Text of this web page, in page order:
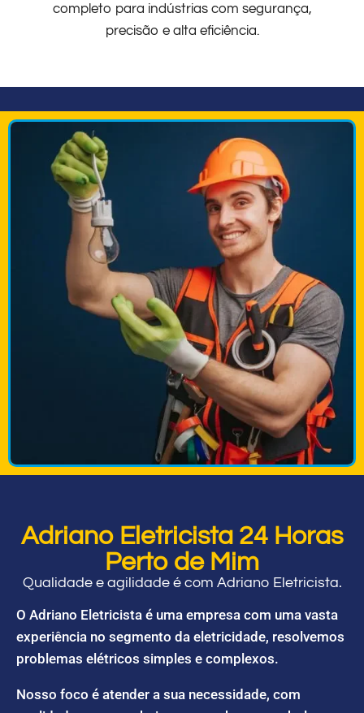
completo para indústrias com segurança,
precisão e alta eficiência.
Adriano Eletricista 24 Horas
Perto de Mim
Qualidade e agilidade é com Adriano Eletricista.
O Adriano Eletricista é uma empresa com uma vasta
experiência no segmento da eletricidade, resolvemos
problemas elétricos simples e complexos.
Nosso foco é atender a sua necessidade, com